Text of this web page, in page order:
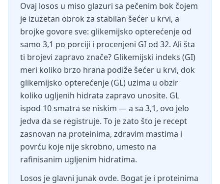
Ovaj losos u miso glazuri sa pečenim bok čojem
je izuzetan obrok za stabilan šećer u krvi, a
brojke govore sve: glikemijsko opterećenje od
samo 3,1 po porciji i procenjeni GI od 32. Ali šta
ti brojevi zapravo znače? Glikemijski indeks (GI)
meri koliko brzo hrana podiže šećer u krvi, dok
glikemijsko opterećenje (GL) uzima u obzir
koliko ugljenih hidrata zapravo unosite. GL
ispod 10 smatra se niskim — a sa 3,1, ovo jelo
jedva da se registruje. To je zato što je recept
zasnovan na proteinima, zdravim mastima i
povrću koje nije skrobno, umesto na
rafinisanim ugljenim hidratima.
Losos je glavni junak ovde. Bogat je i proteinima